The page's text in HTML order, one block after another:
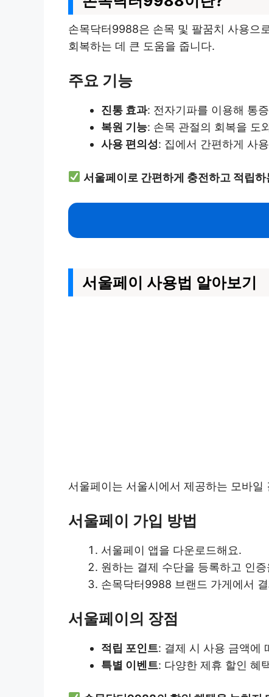
손목닥터9988은 손목 및 팔꿈치 사용으
회복하는 데 큰 도움을 줍니다.
주요 기능
진통 효과: 전자기파를 이용해 통
복원 기능: 손목 관절의 회복을 도
사용 편의성: 집에서 간편하게 사
서울페이로 간편하게 충전하고 적립
서울페이 사용법 알아보기
서울페이는 서울시에서 제공하는 모바
서울페이 가입 방법
서울페이 앱을 다운로드해요.
원하는 결제 수단을 등록하고 인
손목닥터9988 브랜드 가게에서
서울페이의 장점
적립 포인트: 결제 시 사용 금액에
특별 이벤트: 다양한 제휴 할인 혜